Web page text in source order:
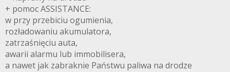
+ pomoc ASSISTANCE:
w przy przebiciu ogumienia,
rozładowaniu akumulatora,
zatrzaśnięciu auta,
awarii alarmu lub immobilisera,
a nawet jak zabraknie Państwu paliwa na drodze